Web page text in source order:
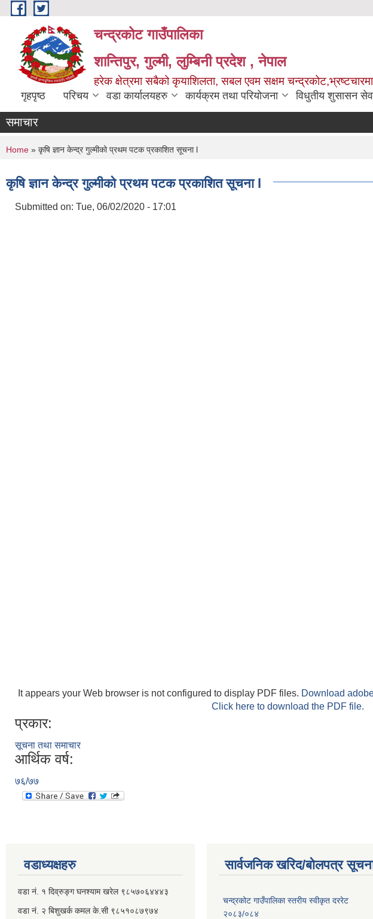
Skip to main content
चन्द्रकोट गाउँपालिका
शान्तिपुर, गुल्मी, लुम्बिनी प्रदेश , नेपाल
हरेक क्षेत्रमा सबैको कृयाशिलता, सबल एवम सक्षम
गृहपृष्ठ परिचय वडा कार्यालयहरु कार्यक्रम तथा परियोजना विधुतीय शुसासन
समाचार
You are here
Home » कृषि ज्ञान केन्द्र गुल्मीको प्रथम पटक प्रकाशित सूचना l
कृषि ज्ञान केन्द्र गुल्मीको प्रथम पटक प्रकाशित सूचना l
Submitted on: Tue, 06/02/2020 - 17:01
It appears your Web browser is not configured to display PDF files. Download
Click here to download the PDF file.
प्रकार:
सूचना तथा समाचार
आर्थिक वर्ष:
७६/७७
वडाध्यक्षहरु
वडा नं. १ दिव्रुङ्ग घनश्याम खरेल ९८५७०६४४४३
वडा नं. २ ‌‍बिशुखर्क कमल के.सी ९८५१०८७९७४
सार्वजनिक खरिद/बोलपत्र
चन्द्रकोट गाउँपालिका स्तरीय स्वीकृत दररेट
२०८३/०८४